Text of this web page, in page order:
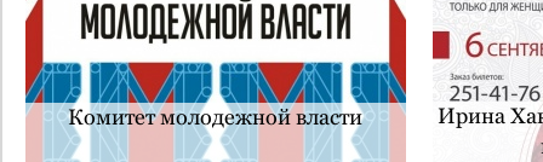
Комитет молодежной власти
Ирина